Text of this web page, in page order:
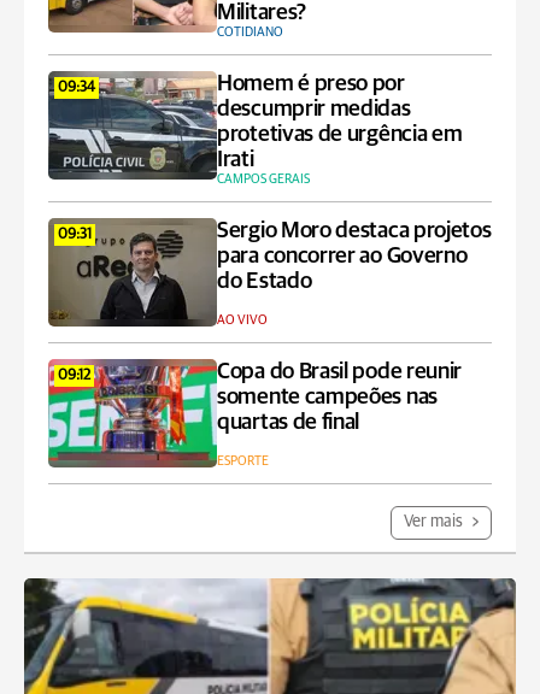
Militares?
COTIDIANO
09:34
Homem é preso por
descumprir medidas
protetivas de urgência em
Irati
CAMPOS GERAIS
09:31
Sergio Moro destaca projetos
para concorrer ao Governo
do Estado
AO VIVO
09:12
Copa do Brasil pode reunir
somente campeões nas
quartas de final
ESPORTE
Ver mais